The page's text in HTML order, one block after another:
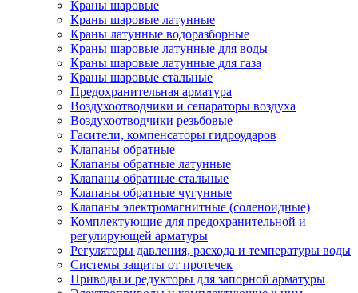
Краны шаровые
Краны шаровые латунные
Краны латунные водоразборные
Краны шаровые латунные для воды
Краны шаровые латунные для газа
Краны шаровые стальные
Предохранительная арматура
Воздухоотводчики и сепараторы воздуха
Воздухоотводчики резьбовые
Гасители, компенсаторы гидроударов
Клапаны обратные
Клапаны обратные латунные
Клапаны обратные стальные
Клапаны обратные чугунные
Клапаны электромагнитные (соленоидные)
Комплектующие для предохранительной и
регулирующей арматуры
Регуляторы давления, расхода и температуры воды
Системы защиты от протечек
Приводы и редукторы для запорной арматуры